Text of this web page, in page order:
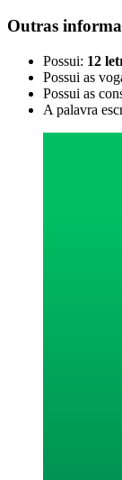
Outras
Possui: 12
Possui as
Possui as
A palavra